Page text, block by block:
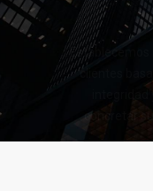
Llamar al 322 779 9188
concretar